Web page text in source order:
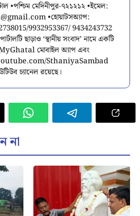
•পশ্চিম মেদিনীপুর-৭২১২১২ •ইমেল:
•হোয়াটসঅ্যাপ:
9932953367/ 9434243732
ছাড়াও ‘স্থানীয় সংবাদ’ নামে একটি
মোবাইল অ্যাপ এবং
SthaniyaSambad
চ্যানেল রয়েছে।
না